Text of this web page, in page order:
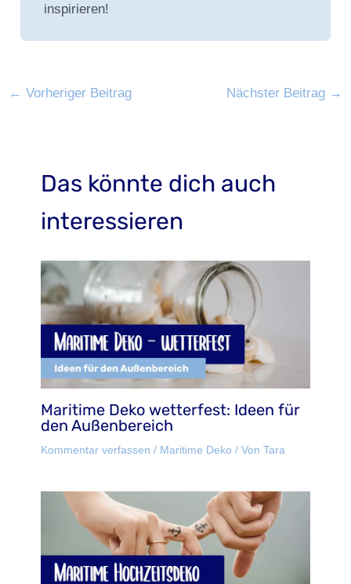
inspirieren!
← Vorheriger Beitrag Nächster Beitrag →
Das könnte dich auch
interessieren
Maritime Deko wetterfest: Ideen für
den Außenbereich
Kommentar verfassen / Maritime Deko / Von Tara